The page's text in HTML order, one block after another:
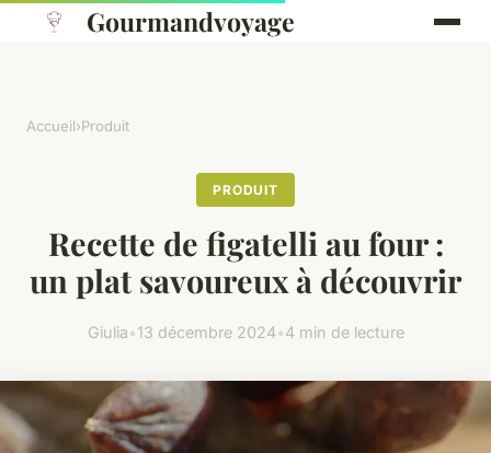
Gourmandvoyage
Accueil›Produit
PRODUIT
Recette de figatelli au four :
un plat savoureux à découvrir
Giulia•13 décembre 2024•4 min de lecture